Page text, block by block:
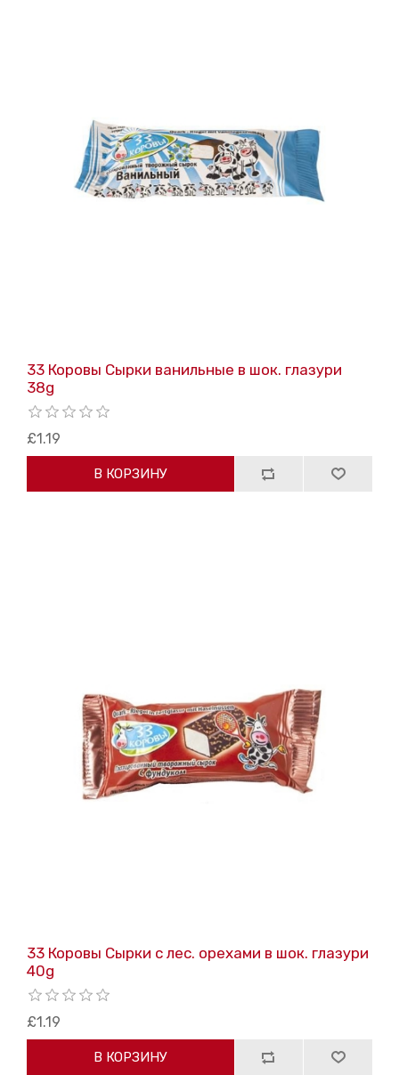
33 Коровы Сырки ванильные в шок. глазури
38g
£1.19
В КОРЗИНУ
33 Коровы Сырки с лес. орехами в шок. глазури
40g
£1.19
В КОРЗИНУ